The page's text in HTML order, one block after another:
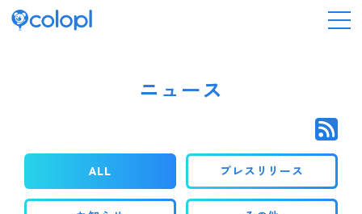
ニュース
ALL プレスリリース